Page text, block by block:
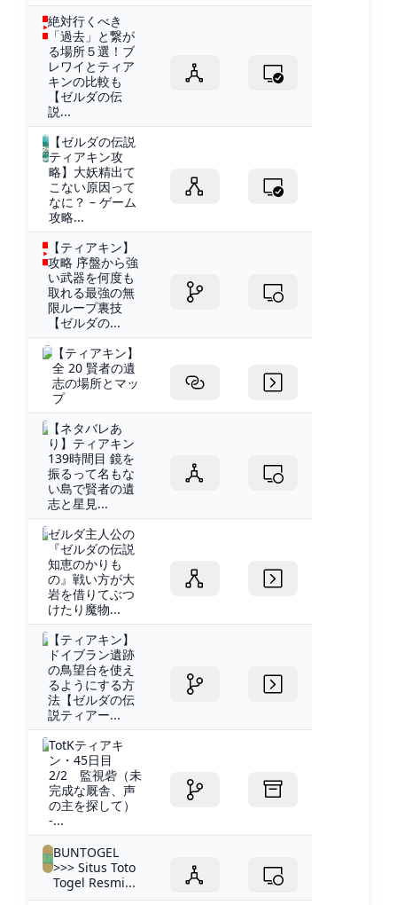
絶対行くべき
「過去」と繋が
る場所５選！ブ
レワイとティア
キンの比較も
【ゼルダの伝
説...
【ゼルダの伝説
ティアキン攻
略】大妖精出て
こない原因って
なに？ – ゲーム
攻略...
【ティアキン】
攻略 序盤から強
い武器を何度も
取れる最強の無
限ループ裏技
【ゼルダの...
【ティアキン】
全 20 賢者の遺
志の場所とマッ
プ
【ネタバレあ
り】ティアキン
139時間目 鏡を
振るって名もな
い島で賢者の遺
志と星見...
ゼルダ主人公の
『ゼルダの伝説
知恵のかりも
の』戦い方が大
岩を借りてぶつ
けたり魔物...
【ティアキン】
ドイブラン遺跡
の鳥望台を使え
るようにする方
法【ゼルダの伝
説ティアー...
TotKティアキ
ン・45日目
2/2 監視砦（未
完成な厩舎、声
の主を探して）
-...
BUNTOGEL
>>> Situs Toto
Togel Resmi...